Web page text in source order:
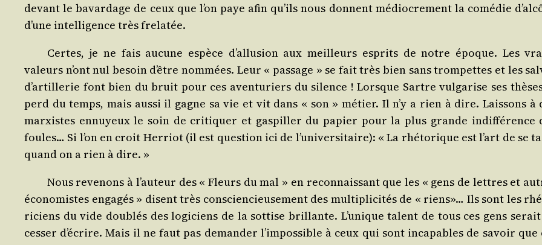
devant le bavar­dage de ceux que l’on paye afin qu’ils nous donnent médio­cre­ment la comé­die
d’une intel­li­gence très frelatée.
Certes, je ne fais aucune espèce d’allusion aux meilleurs esprits de notre époque. Les
valeurs n’ont nul besoin d’être nom­mées. Leur « pas­sage » se fait très bien sans trom­pettes et les
d’artillerie font bien du bruit pour ces aven­tu­riers du silence ! Lorsque Sartre vul­ga­rise ses
perd du temps, mais aus­si il gagne sa vie et vit dans « son » métier. Il n’y a rien à dire. Lais­sons à
mar­xistes ennuyeux le soin de cri­ti­quer et gas­piller du papier pour la plus grande indif­fé­rence
foules… Si l’on en croit Her­riot (il est ques­tion ici de l’universitaire): « La rhé­to­rique est l’art de se
quand on a rien à dire. »
Nous reve­nons à l’auteur des « Fleurs du mal » en recon­nais­sant que les « gens de lettres et
éco­no­mistes enga­gés » disent très conscien­cieu­se­ment des mul­ti­pli­ci­tés de « riens»… Ils sont les
ri­ciens du vide dou­blés des logi­ciens de la sot­tise brillante. L’unique talent de tous ces gens
ces­ser d’écrire. Mais il ne faut pas deman­der l’impossible à ceux qui sont inca­pables de savoir que